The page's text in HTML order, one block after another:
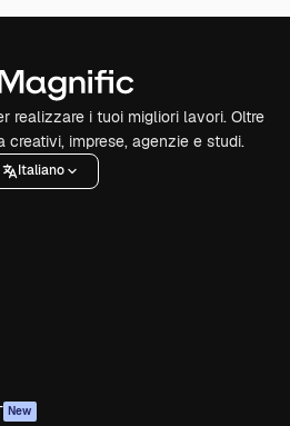
realizzare i tuoi migliori lavori. Oltre
creativi, imprese, agenzie e studi.
Italiano
New